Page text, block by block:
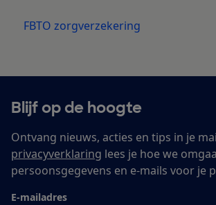
FBTO zorgverzekering
Blijf op de hoogte
Ontvang nieuws, acties en tips in je
privacyverklaring lees je hoe we
persoonsgegevens en e-mails voor je
E-mailadres